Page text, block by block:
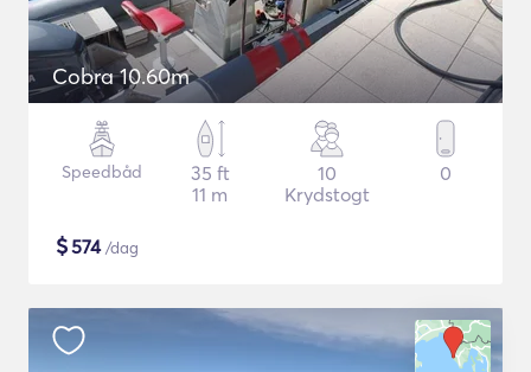
Cobra 10.60m
Speedbåd
35 ft
11 m
10
Krydstogt
0
$574/dag